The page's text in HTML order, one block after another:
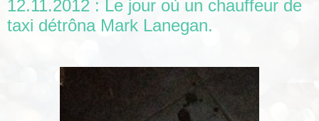
12.11.2012 : Le jour où un chauffeur de
taxi détrôna Mark Lanegan.